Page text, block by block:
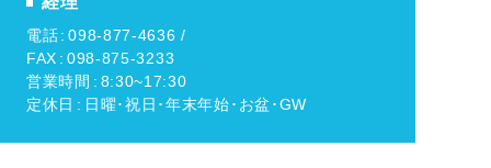
電話 098-877-4636 /
FAX
098-875-3233
営業時間
8:30~17:30
定休日
日曜･祝日･年末年始･お盆･GW